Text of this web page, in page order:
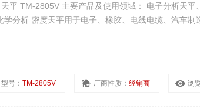
平 TM-2805V 主要产品及使用领域： 电子分析天平
分析 密度天平用于电子、橡胶、电线电缆、汽车制
型号： TM-2805V 厂商性质： 经销商 浏